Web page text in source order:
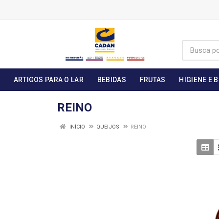
ARTIGOS PARA O LAR BEBIDAS FRUTAS HIGIENE E
REINO
INÍCIO QUEIJOS REINO